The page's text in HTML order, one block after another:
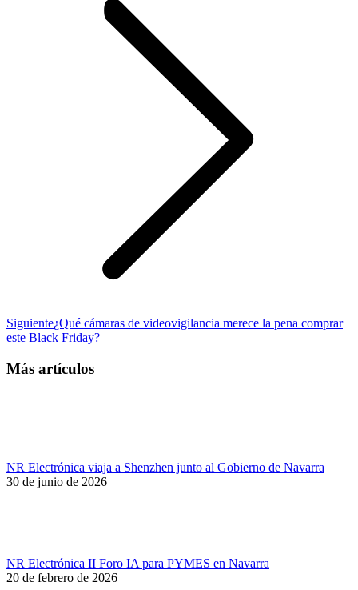
SiguientePublicación
siguiente:
¿Qué cámaras de videovigilancia merece la pena comprar
este Black Friday?
Más artículos
NR Electrónica viaja a Shenzhen junto al Gobierno de Navarra
30 de junio de 2026
NR Electrónica II Foro IA para PYMES en Navarra
20 de febrero de 2026